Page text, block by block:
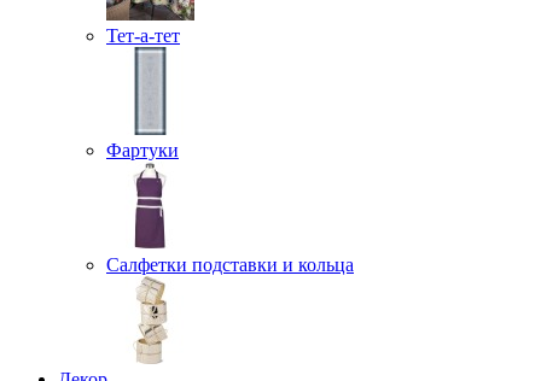
Тет-а-тет
Фартуки
Салфетки подставки и кольца